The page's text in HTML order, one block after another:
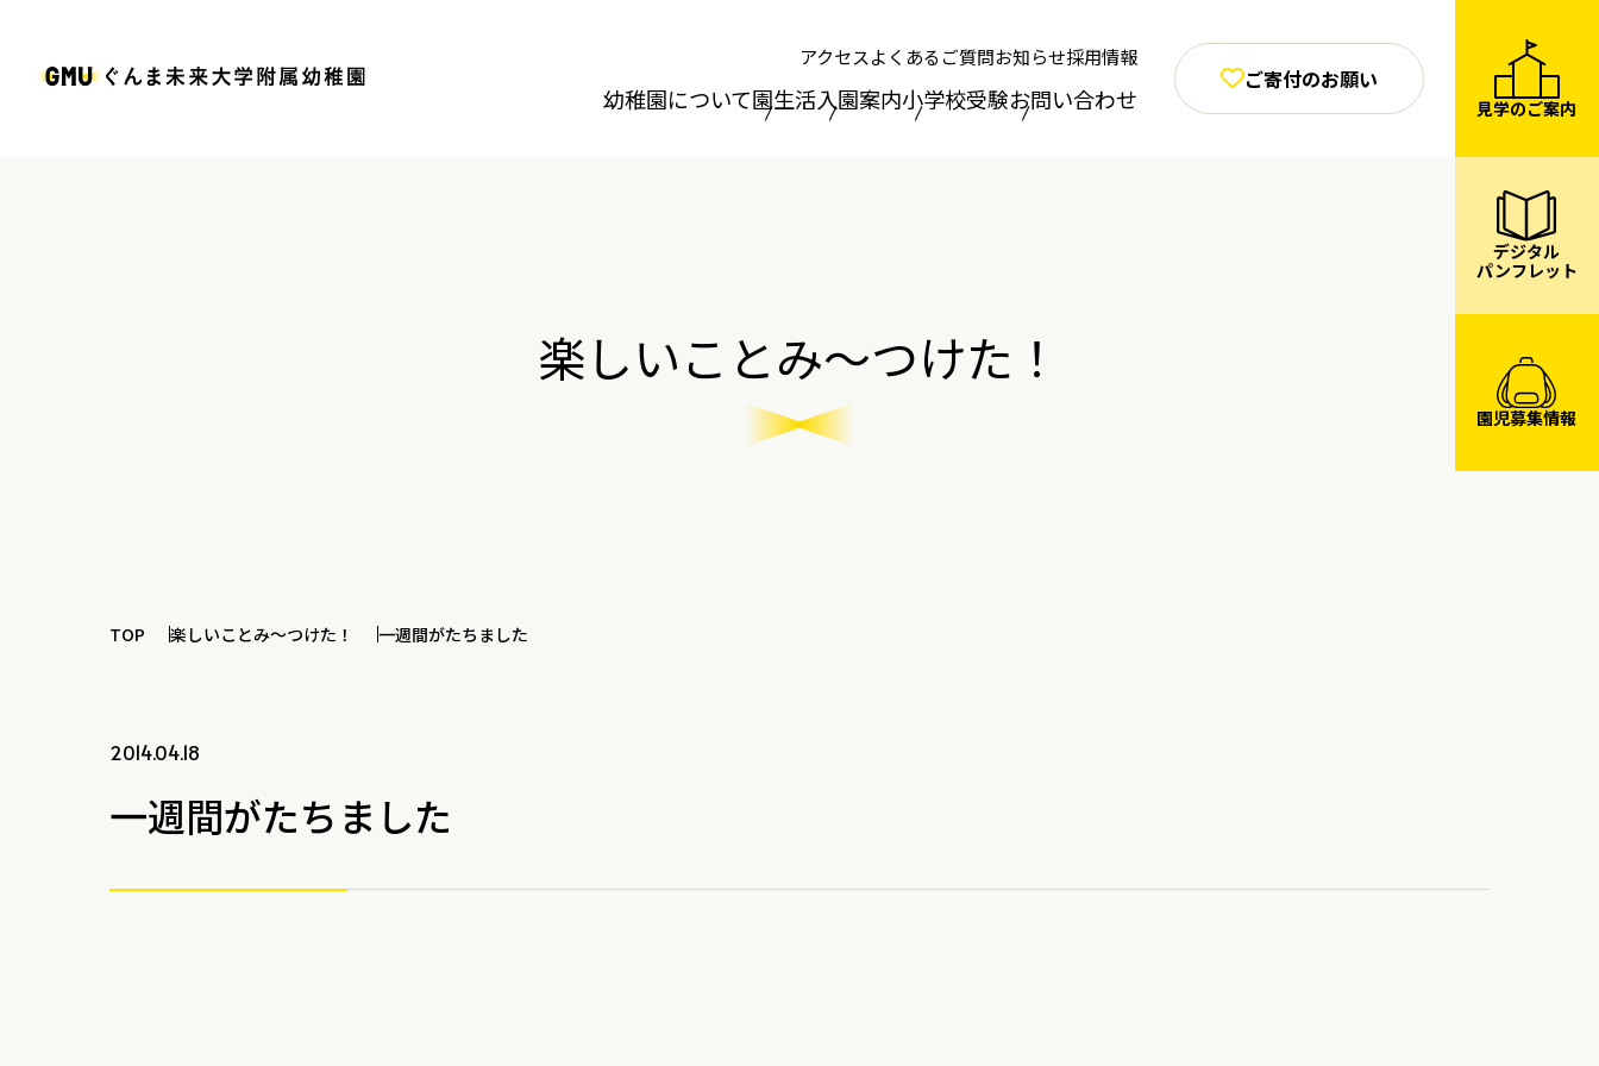
アクセスよくあるご質問お知らせ採用情報
幼稚園について園生活入園案内小学校受験お問い合わせ
ご寄付のお願い
見学のご案内
デジタル
パンフレット
園児募集情報
楽しいことみ～つけた！
TOP 楽しいことみ～つけた！ 一週間がたちました
2014.04.18
一週間がたちました